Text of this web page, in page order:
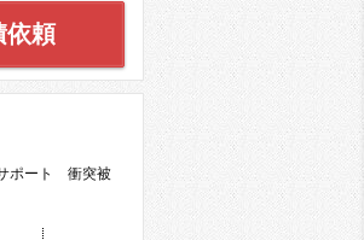
依頼
ポート 衝突被